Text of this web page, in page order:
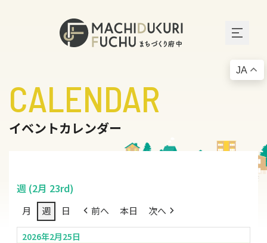
CALENDAR
イベントカレンダー
週 (2月 23rd)
月 週 日 前へ 本日 次へ
2026年2月25日
JA